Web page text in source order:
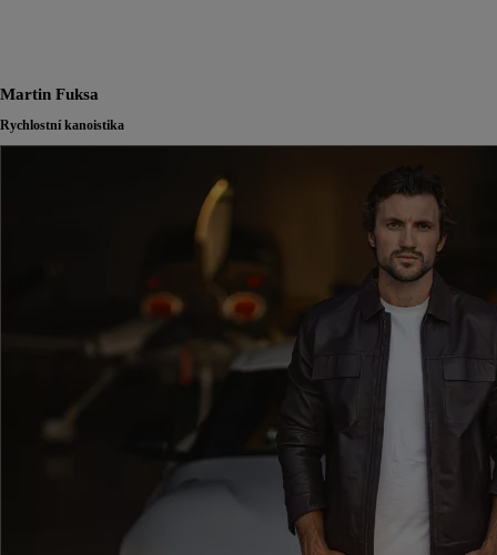
Martin Fuksa
Rychlostní kanoistika